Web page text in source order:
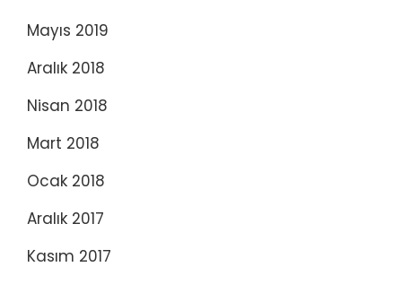
Mayıs 2019
Aralık 2018
Nisan 2018
Mart 2018
Ocak 2018
Aralık 2017
Kasım 2017